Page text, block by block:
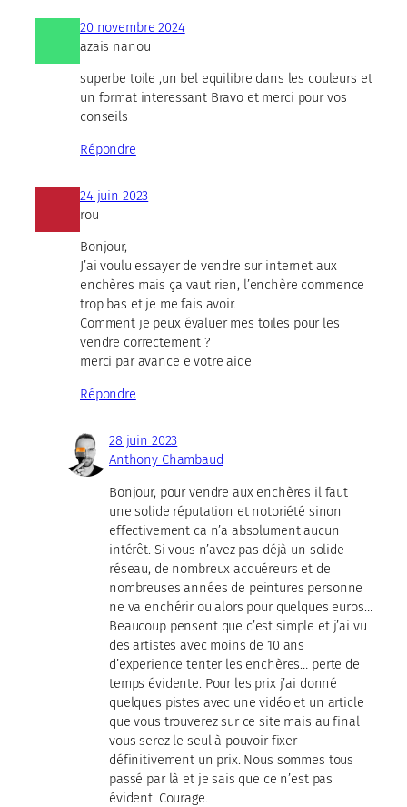
20 novembre 2024
azais nanou
superbe toile ,un bel equilibre dans les couleurs et
un format interessant Bravo et merci pour vos
conseils
Répondre
24 juin 2023
rou
Bonjour,
J’ai voulu essayer de vendre sur internet aux
enchères mais ça vaut rien, l’enchère commence
trop bas et je me fais avoir.
Comment je peux évaluer mes toiles pour les
vendre correctement ?
merci par avance e votre aide
Répondre
28 juin 2023
Anthony Chambaud
Bonjour, pour vendre aux enchères il faut
une solide réputation et notoriété sinon
effectivement ca n’a absolument aucun
intérêt. Si vous n’avez pas déjà un solide
réseau, de nombreux acquéreurs et de
nombreuses années de peintures personne
ne va enchérir ou alors pour quelques euros…
Beaucoup pensent que c’est simple et j’ai vu
des artistes avec moins de 10 ans
d’experience tenter les enchères… perte de
temps évidente. Pour les prix j’ai donné
quelques pistes avec une vidéo et un article
que vous trouverez sur ce site mais au final
vous serez le seul à pouvoir fixer
définitivement un prix. Nous sommes tous
passé par là et je sais que ce n’est pas
évident. Courage.